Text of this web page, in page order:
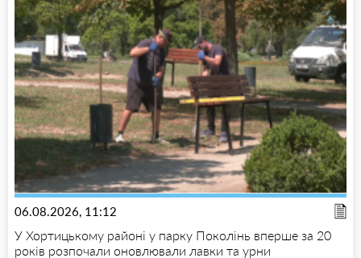
06.08.2026, 11:12
У Хортицькому районі у парку Поколінь вперше за 20
років розпочали оновлювали лавки та урни